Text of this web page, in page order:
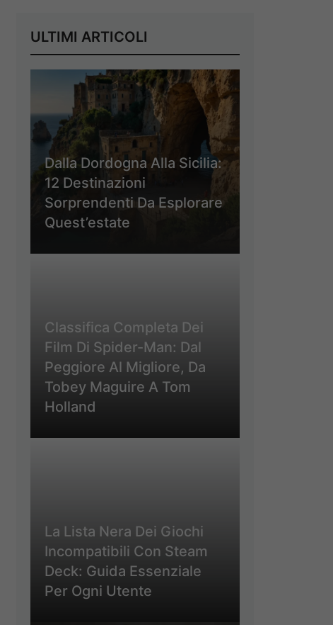
ULTIMI ARTICOLI
Dalla Dordogna Alla Sicilia:
12 Destinazioni
Sorprendenti Da Esplorare
Quest’estate
Classifica Completa Dei
Film Di Spider-Man: Dal
Peggiore Al Migliore, Da
Tobey Maguire A Tom
Holland
La Lista Nera Dei Giochi
Incompatibili Con Steam
Deck: Guida Essenziale
Per Ogni Utente